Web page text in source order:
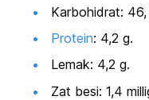
Karbohidrat:
Protein: 4,2 g.
Lemak: 4,2 g.
Zat besi: 1,4